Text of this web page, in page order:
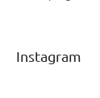
Instagram